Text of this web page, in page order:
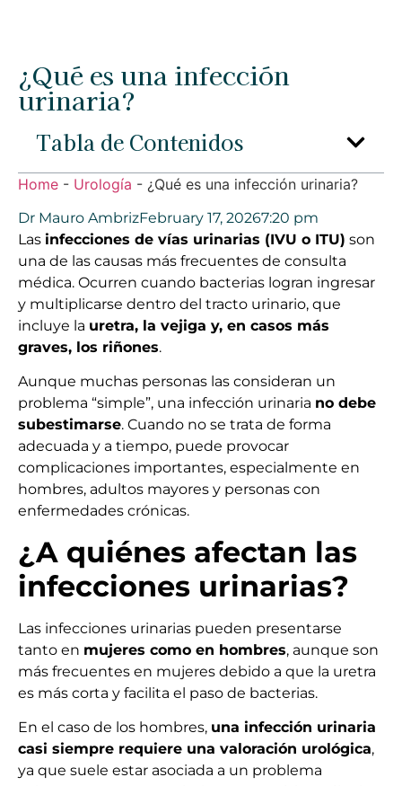
¿Qué es una infección
urinaria?
Tabla de Contenidos
Home - Urología - ¿Qué es una infección urinaria?
Dr Mauro AmbrizFebruary 17, 20267:20 pm
Las infecciones de vías urinarias (IVU o ITU) son
una de las causas más frecuentes de consulta
médica. Ocurren cuando bacterias logran ingresar
y multiplicarse dentro del tracto urinario, que
incluye la uretra, la vejiga y, en casos más
graves, los riñones.
Aunque muchas personas las consideran un
problema “simple”, una infección urinaria no debe
subestimarse. Cuando no se trata de forma
adecuada y a tiempo, puede provocar
complicaciones importantes, especialmente en
hombres, adultos mayores y personas con
enfermedades crónicas.
¿A quiénes afectan las
infecciones urinarias?
Las infecciones urinarias pueden presentarse
tanto en mujeres como en hombres, aunque son
más frecuentes en mujeres debido a que la uretra
es más corta y facilita el paso de bacterias.
En el caso de los hombres, una infección urinaria
casi siempre requiere una valoración urológica,
ya que suele estar asociada a un problema